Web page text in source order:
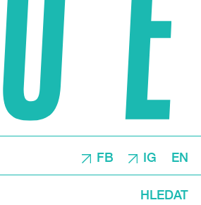
FB IG EN
HLEDAT